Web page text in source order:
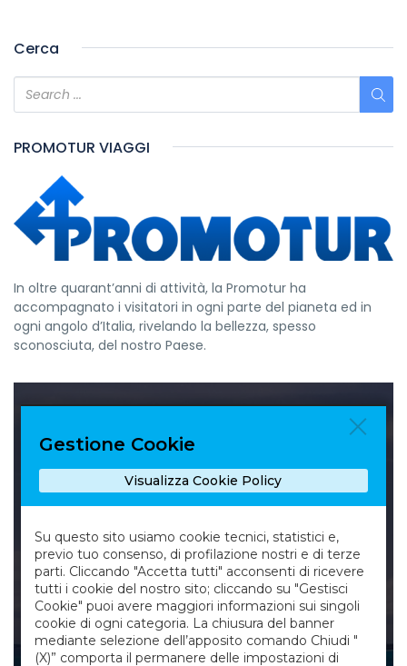
Cerca
PROMOTUR VIAGGI
In oltre quarant’anni di attività, la Promotur ha
accompagnato i visitatori in ogni parte del pianeta ed in
ogni angolo d’Italia, rivelando la bellezza, spesso
sconosciuta, del nostro Paese.